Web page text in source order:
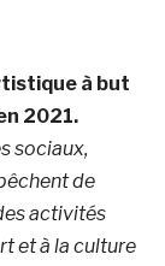
à but
2021.
sociaux,
de
activités
et à la culture